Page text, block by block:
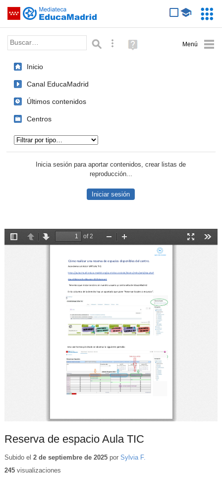
Saltar navegación
Palabra o frase: Búsqueda avanzada
Ayuda
(en
Inicio
Canal EducaMadrid
Últimos contenidos
Centros
Inicia sesión para aportar contenidos, crear listas de
reproducción...
Iniciar sesión
Reserva de espacio Aula TIC
Subido el 2 de septiembre de 2025por Sylvia F.
245visualizaciones